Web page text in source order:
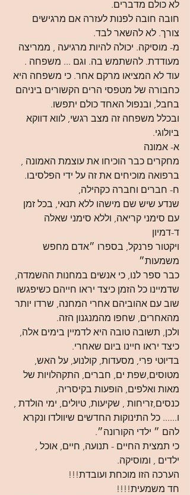
לא כולם מדברים.
חובה חובה לפנות לעזרה אם מרגישים
צורך. לא להשאר לבד.
מ- מוסיקה. יכולה להיות מרגיעה , ממריצה
מעודדת. להשתמש בה. וגם ... משפחה .
עוד לא המציאו מרקם אחר. כי משפחה היא
כחבורה של מטפסי הרים הקשורים ביניהם
בחבל, ובנפול האחד כולם יתפשו.
ובכלל משפחה זה מצב רגשי, לווא דווקא
ביולוגי.
א- אמונה
מחקרים כבר הוכיחו את עוצמת האמונה ,
ברפואה מוכיחים את זה על ידי הפלסיבו.
ח- חברים וחברה כקהילה,
שנדע שיש שם מישהו ללא תנאי, בכל זמן
עם סימני קריאה, וללא סימני שאלה
ד-דמיון
ויקטור פרנקל, בספרו ״אדם מחפש
משמעות״
כבר ספר לנו, כי אנשים במחנות ההשמדה,
שדמיינו כל הזמן כיצד יראו חייהם כשיפגשו
שוב עם אהוביהם אחרי המחנה, שרדו יותר
מהאחרים, שחפו מהמנגנון הזה.
ולכן, תשובה טובה היא לדמיין בימים אלה,
כיצד יראו חיינו ביום שאחרי.
בדיוטי פרי, מסעדות, קולנוע, על האש,
מטוסים,שפת ים, חברים, התקהלויות של
מאות ואלפים, הופעות בקיסריה,
כנסים,זריחות , שקיעות, טיולים, ימי הולדת ,
ו...... כל התינוקות החדשים שיוולדו ונקרא
להם ״ ילדי הקורונה״.
כי תמצית החיים - תנועה, חיים, אוכל ,
ילדים , ומוסיקה.
הערכה הזו מוכחת ועובדת!!!
חד משמעית!!!!